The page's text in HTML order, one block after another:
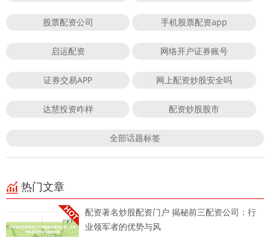
股票配资公司 手机股票配资app
启运配资 网络开户证券账号
证券交易APP 网上配资炒股安全吗
达慧投资咋样 配资炒股股市
全部话题标签
热门文章
配资著名炒股配资门户 揭秘前三配资公司：行
业领军者的优势与风